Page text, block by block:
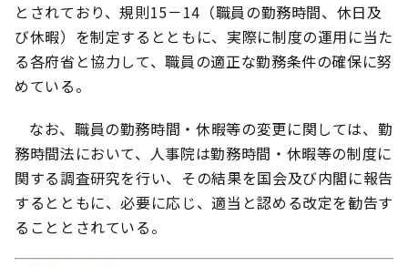
とされており、規則15－14（職員の勤務時間、休日及
び休暇）を制定するとともに、実際に制度の運用に当た
る各府省と協力して、職員の適正な勤務条件の確保に努
めている。
なお、職員の勤務時間・休暇等の変更に関しては、勤
務時間法において、人事院は勤務時間・休暇等の制度に
関する調査研究を行い、その結果を国会及び内閣に報告
するとともに、必要に応じ、適当と認める改定を勧告す
ることとされている。